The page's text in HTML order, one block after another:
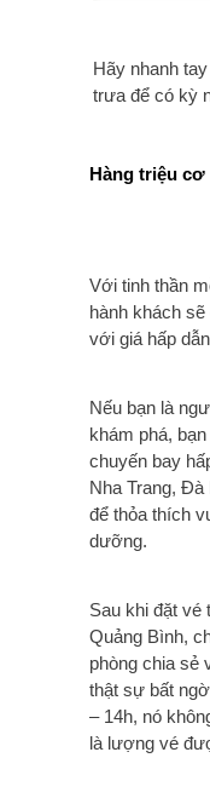
Hãy nhanh
trưa để có kỳ
Hàng triệu
Với tinh thần
hành khách sẽ
với giá hấp
Nếu bạn là
khám phá,
chuyến bay
Nha Trang,
để thỏa thích
dưỡng.
Sau khi đặt vé
Quảng Bình,
phòng chia sẻ
thật sự bất
– 14h, nó
là lượng vé